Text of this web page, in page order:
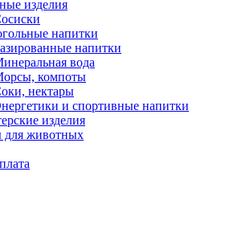
изделия
напитки
напитки
вода
компоты
нектары
и спортивные напитки
изделия
для животных